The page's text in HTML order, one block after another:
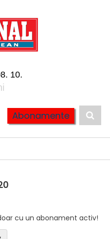
10.
Abonamente
cu un abonament activ!